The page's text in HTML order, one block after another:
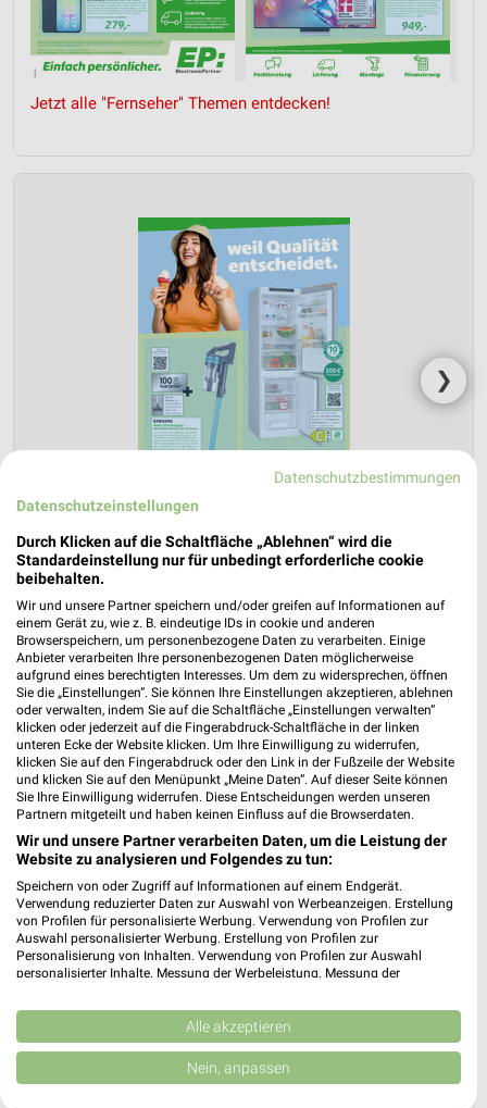
Jetzt alle "Fernseher" Themen entdecken!
❯
ElectronicPartner Prospekt für Bitburg
ab Fr. den 31.07.
Haushaltselektronik 08/2026
Gültig von 31. Jul. bis 15. Aug.
📅 Kalendereintrag erstellen
PROSPEKT BLÄTTERN
WASCHMASCHINEN, TROCKNER & KÜHLSCHRANK KAFFEEMASCHINE
Datenschutzbestimmungen
Datenschutzeinstellungen
Durch Klicken auf die Schaltfläche „Ablehnen“ wird die
Standardeinstellung nur für unbedingt erforderliche cookie
beibehalten.
Wir und unsere Partner speichern und/oder greifen auf Informationen auf
einem Gerät zu, wie z. B. eindeutige IDs in cookie und anderen
Browserspeichern, um personenbezogene Daten zu verarbeiten. Einige
Anbieter verarbeiten Ihre personenbezogenen Daten möglicherweise
aufgrund eines berechtigten Interesses. Um dem zu widersprechen, öffnen
Sie die „Einstellungen“. Sie können Ihre Einstellungen akzeptieren, ablehnen
oder verwalten, indem Sie auf die Schaltfläche „Einstellungen verwalten“
klicken oder jederzeit auf die Fingerabdruck-Schaltfläche in der linken
unteren Ecke der Website klicken. Um Ihre Einwilligung zu widerrufen,
klicken Sie auf den Fingerabdruck oder den Link in der Fußzeile der Website
und klicken Sie auf den Menüpunkt „Meine Daten“. Auf dieser Seite können
Sie Ihre Einwilligung widerrufen. Diese Entscheidungen werden unseren
Partnern mitgeteilt und haben keinen Einfluss auf die Browserdaten.
Wir und unsere Partner verarbeiten Daten, um die Leistung der
Website zu analysieren und Folgendes zu tun:
Speichern von oder Zugriff auf Informationen auf einem Endgerät.
Verwendung reduzierter Daten zur Auswahl von Werbeanzeigen. Erstellung
von Profilen für personalisierte Werbung. Verwendung von Profilen zur
Auswahl personalisierter Werbung. Erstellung von Profilen zur
Personalisierung von Inhalten. Verwendung von Profilen zur Auswahl
personalisierter Inhalte. Messung der Werbeleistung. Messung der
Kombinationen von Daten aus verschiedenen Quellen. Entwicklung und
Verbesserung der Angebote. Verwendung reduzierter Daten zur Auswahl
von Inhalten.
Daten können außerhalb der Europäischen Union weitergegeben und in die
USA gesendet werden.
Alle akzeptieren
Nein, anpassen